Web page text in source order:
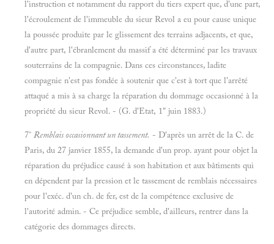
l'instruction et notamment du rapport du tiers expert que, d'une part,
l'écroulement de l'immeuble du sieur Revol a eu pour cause unique
la poussée produite par le glissement des terrains adjacents, et que,
d'autre part, l'ébranlement du massif a été déterminé par les travaux
souterrains de la compagnie. Dans ces circonstances, ladite
compagnie n'est pas fondée à soutenir que c'est à tort que l'arrêté
attaqué a mis à sa charge la réparation du dommage occasionné à la
propriété du sieur Revol. - (G. d'Etat, 1" juin 1883.)
7° Remblais occasionnant un tassement. - D'après un arrêt de la C. de
Paris, du 27 janvier 1855, la demande d'un prop. ayant pour objet la
réparation du préjudice causé à son habitation et aux bâtiments qui
en dépendent par la pression et le tassement de remblais nécessaires
pour l'exéc. d'un ch. de fer, est de la compétence exclusive de
l'autorité admin. - Ce préjudice semble, d'ailleurs, rentrer dans la
catégorie des dommages directs.